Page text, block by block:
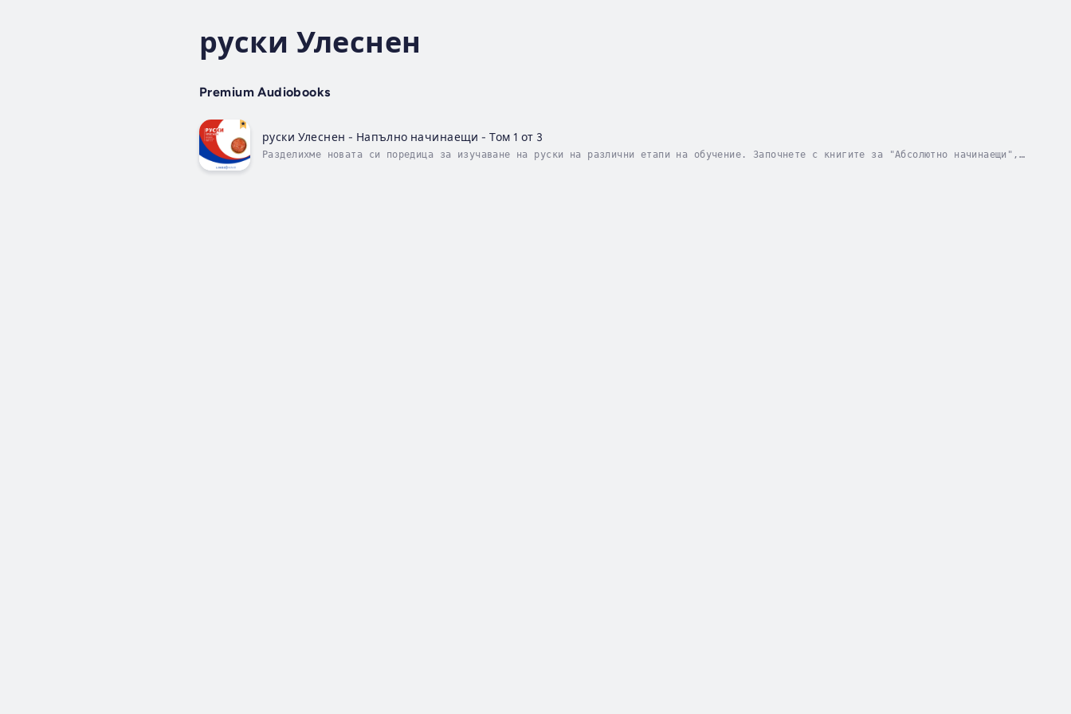
руски Улеснен
Premium Audiobooks
руски Улеснен - Напълно начинаещи - Том 1 от 3
Разделихме новата си поредица за изучаване на руски на различни етапи на обучение. Започнете с книгите за "Абсолютно начинаещи",